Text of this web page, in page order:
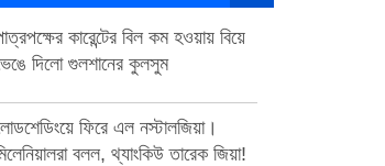
কারেন্টের বিল কম হওয়ায় বিয়ে
দিলো গুলশানের কুলসুম
ফিরে এল নস্টালজিয়া।
বলল, থ্যাংকিউ তারেক জিয়া!